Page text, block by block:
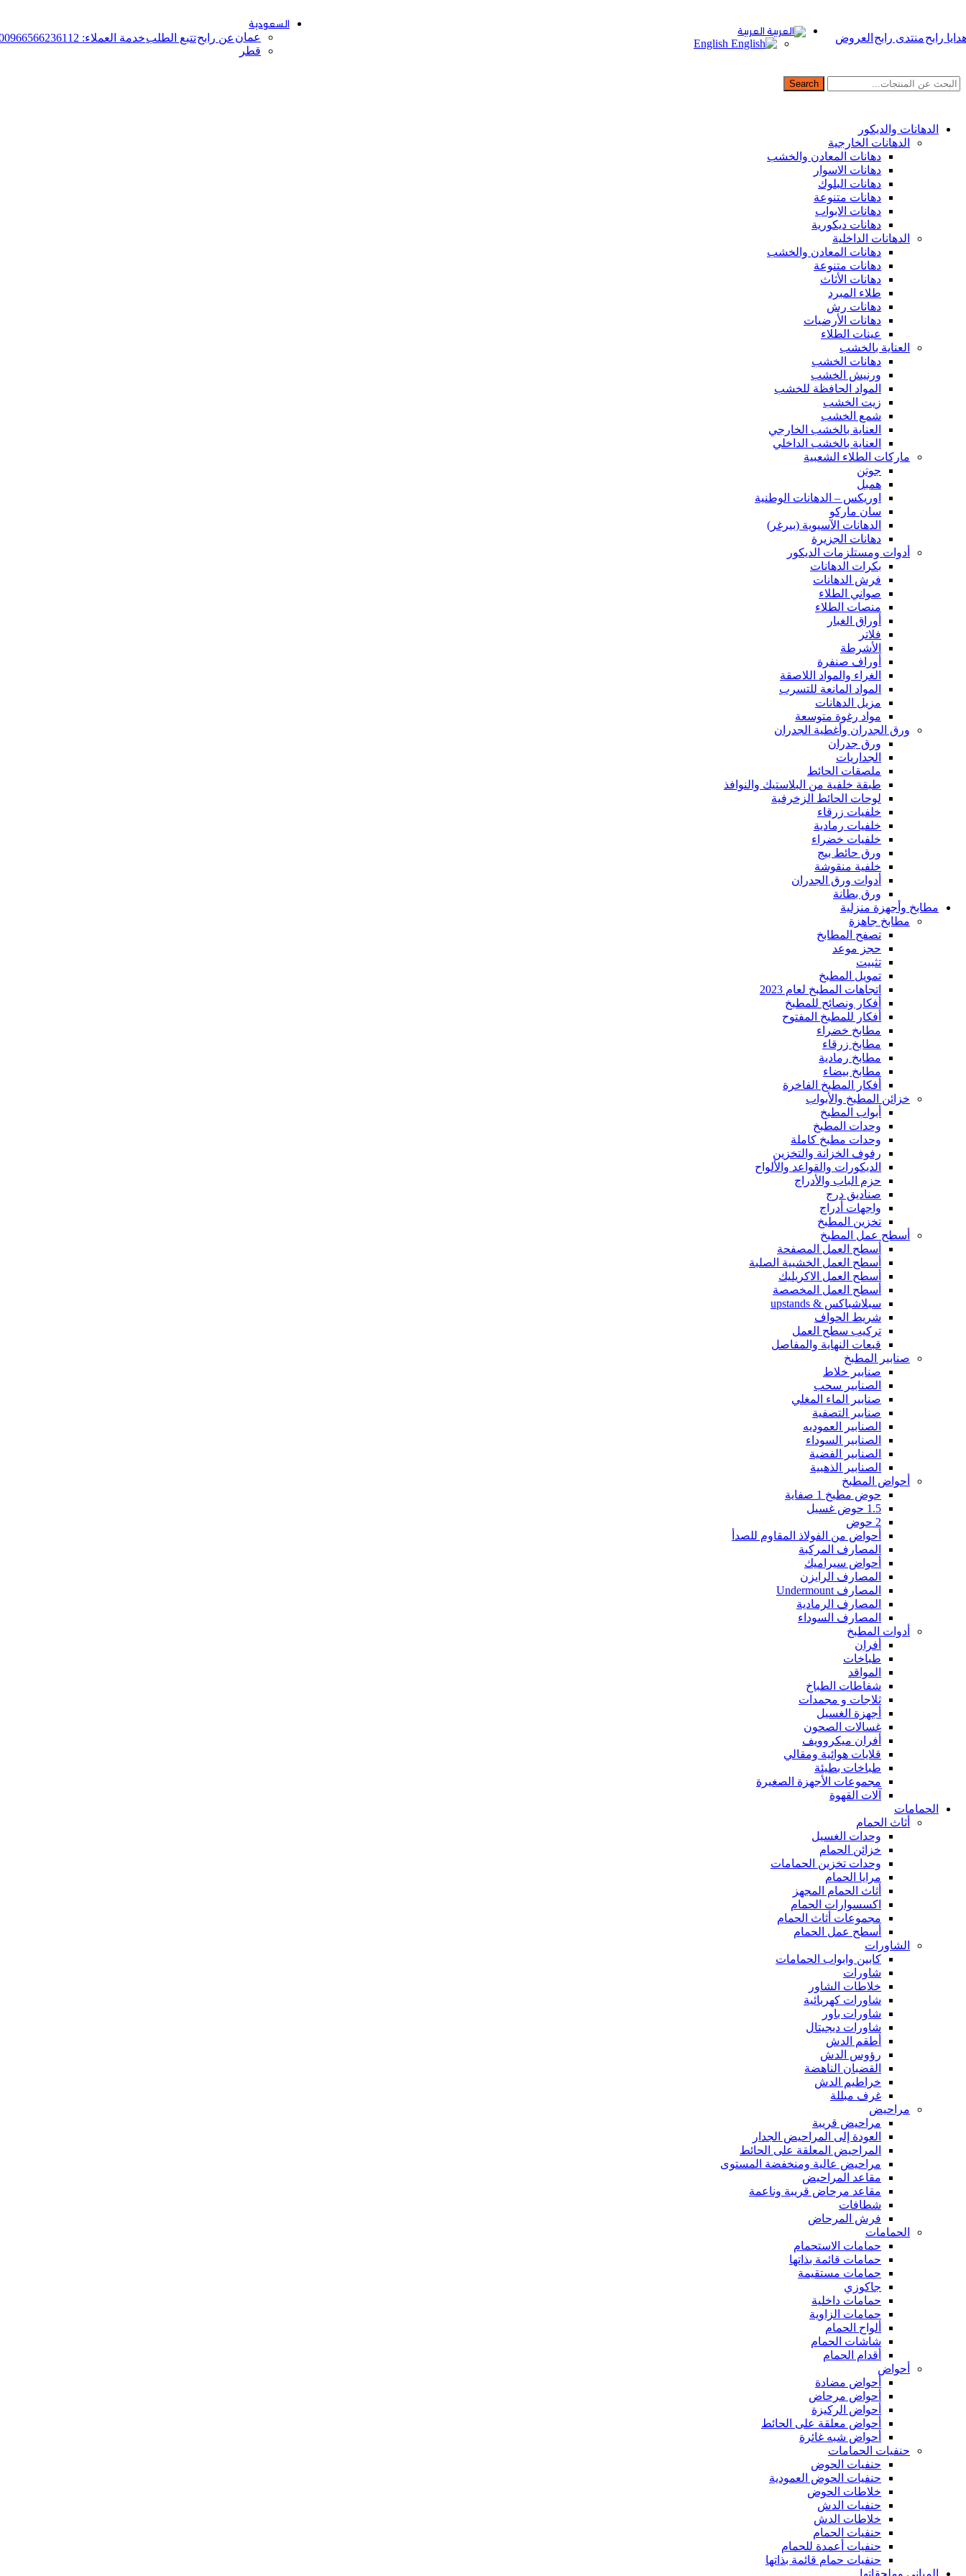
رابحمنتدى رابح العروض العربية
English
السعودية
عمان
قطر
عن رابحتتبع الطلبخدمة العملاء: 00966566236112
Search
الدهانات والديكور
الدهانات الخارجية
دهانات المعادن والخشب
دهانات الاسوار
دهانات البلوك
دهانات متنوعة
دهانات الابواب
دهانات ديكورية
الدهانات الداخلية
دهانات المعادن والخشب
دهانات متنوعة
دهانات الأثاث
طلاء المبرد
دهانات رش
دهانات الأرضيات
عينات الطلاء
العناية بالخشب
دهانات الخشب
ورنيش الخشب
المواد الحافظة للخشب
زيت الخشب
شمع الخشب
العناية بالخشب الخارجي
العناية بالخشب الداخلي
ماركات الطلاء الشعبية
جوتن
همبل
اوريكس – الدهانات الوطنية
سان ماركو
الدهانات الآسيوية (بيرغر)
دهانات الجزيرة
أدوات ومستلزمات الديكور
بكرات الدهانات
فرش الدهانات
صواني الطلاء
منصات الطلاء
أوراق الغبار
فلاتر
الأشرطة
أوراف صنفرة
الغراء والمواد اللاصقة
المواد المانعة للتسرب
مزيل الدهانات
مواد رغوة متوسعة
ورق الجدران وأغطية الجدران
ورق جدران
الجداريات
ملصقات الحائط
طبقة خلفية من البلاستيك والنوافذ
لوحات الحائط الزخرفية
خلفيات زرقاء
خلفيات رمادية
خلفيات خضراء
ورق حائط بيج
خلفية منقوشة
أدوات ورق الجدران
ورق بطانة
مطابخ وأجهزة منزلية
مطابخ جاهزة
تصفح المطابخ
حجز موعد
تثبيت
تمويل المطبخ
اتجاهات المطبخ لعام 2023
أفكار ونصائح للمطبخ
أفكار للمطبخ المفتوح
مطابخ خضراء
مطابخ زرقاء
مطابخ رمادية
مطابخ بيضاء
أفكار المطبخ الفاخرة
خزائن المطبخ والأبواب
أبواب المطبخ
وحدات المطبخ
وحدات مطبخ كاملة
رفوف الخزانة والتخزين
الديكورات والقواعد والألواح
حزم الباب والأدراج
صناديق درج
واجهات أدراج
تخزين المطبخ
أسطح عمل المطبخ
أسطح العمل المصفحة
أسطح العمل الخشبية الصلبة
أسطح العمل الاكريليك
أسطح العمل المخصصة
سبلاشباكس & upstands
شريط الحواف
تركيب سطح العمل
قبعات النهاية والمفاصل
صنابير المطبخ
صنابير خلاط
الصنابير سحب
صنابير الماء المغلي
صنابير التصفية
الصنابير العموديه
الصنابير السوداء
الصنابير الفضية
الصنابير الذهبية
أحواض المطبخ
حوض مطبخ 1 صفاية
1.5 حوض غسيل
2 حوض
أحواض من الفولاذ المقاوم للصدأ
المصارف المركبة
أحواض سيراميك
المصارف الرايزن
المصارف Undermount
المصارف الرمادية
المصارف السوداء
أدوات المطبخ
أفران
طباخات
المواقد
شفاطات الطباخ
ثلاجات و مجمدات
أجهزة الغسيل
غسالات الصحون
أفران ميكروويف
قلايات هوائية ومقالي
طباخات بطيئة
مجموعات الأجهزة الصغيرة
آلات القهوة
الحمامات
أثاث الحمام
وحدات الغسيل
خزائن الحمام
وحدات تخزين الحمامات
مرايا الحمام
أثاث الحمام المجهز
اكسسوارات الحمام
مجموعات أثاث الحمام
أسطح عمل الحمام
الشاورات
كابين وابواب الحمامات
شاورات
خلاطات الشاور
شاورات كهربائية
شاورات باور
شاورات ديجيتال
أطقم الدش
رؤوس الدش
القضبان الناهضة
خراطيم الدش
غرف مبللة
مراحيض
مراحيض قريبة
العودة إلى المراحيض الجدار
المراحيض المعلقة على الحائط
مراحيض عالية ومنخفضة المستوى
مقاعد المراحيض
مقاعد مرحاض قريبة وناعمة
شطافات
فرش المرحاض
الحمامات
حمامات الاستحمام
حمامات قائمة بذاتها
حمامات مستقيمة
جاكوزي
حمامات داخلية
حمامات الزاوية
ألواح الحمام
شاشات الحمام
أقدام الحمام
أحواض
أحواض مضادة
أحواض مرحاض
أحواض الركيزة
أحواض معلقة على الحائط
أحواض شبه غائرة
حنفيات الحمامات
حنفيات الحوض
حنفيات الحوض العمودية
خلاطات الحوض
حنفيات الدش
خلاطات الدش
حنفيات الحمام
حنفيات أعمدة للحمام
حنفيات حمام قائمة بذاتها
المباني وملحقاتها